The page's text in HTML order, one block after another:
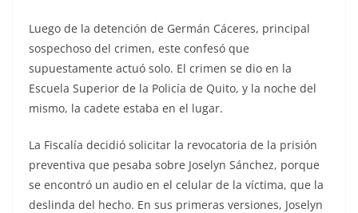
Luego de la detención de Germán Cáceres, principal
sospechoso del crimen, este confesó que
supuestamente actuó solo. El crimen se dio en la
Escuela Superior de la Policía de Quito, y la noche del
mismo, la cadete estaba en el lugar.
La Fiscalía decidió solicitar la revocatoria de la prisión
preventiva que pesaba sobre Joselyn Sánchez, porque
se encontró un audio en el celular de la víctima, que la
deslinda del hecho. En sus primeras versiones, Joselyn